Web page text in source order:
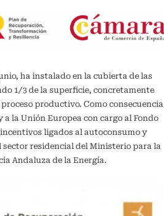
ha instalado en la cubierta de las
1/3 de la superficie, concretamente
productivo. Como consecuencia
la Unión Europea con cargo al Fondo
ligados al autoconsumo y
sector residencial del Ministerio para la
Andaluza de la Energía.